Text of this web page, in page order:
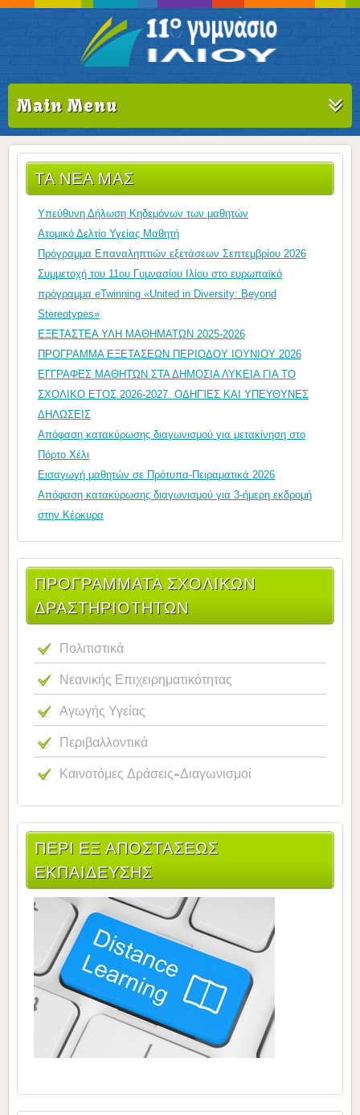
Main Menu
ΤΑ ΝΈΑ ΜΑΣ
Υπεύθυνη Δήλωση Κηδεμόνων των μαθητών
Ατομικό Δελτίο Υγείας Μαθητή
Πρόγραμμα Επαναληπτιών εξετάσεων Σεπτεμβρίου 2026
Συμμετοχή του 11ου Γυμνασίου Ιλίου στο ευρωπαϊκό
πρόγραμμα eTwinning «United in Diversity: Beyond
Stereotypes»
ΕΞΕΤΑΣΤΕΑ ΥΛΗ ΜΑΘΗΜΑΤΩΝ 2025-2026
ΠΡΟΓΡΑΜΜΑ ΕΞΕΤΑΣΕΩΝ ΠΕΡΙΟΔΟΥ ΙΟΥΝΙΟΥ 2026
ΕΓΓΡΑΦΕΣ ΜΑΘΗΤΏΝ ΣΤΑ ΔΗΜΟΣΙΑ ΛΥΚΕΙΑ ΓΙΑ ΤΟ
ΣΧΟΛΙΚΟ ΕΤΟΣ 2026-2027. ΟΔΗΓΊΕΣ ΚΑΙ ΥΠΕΥΘΥΝΕΣ
ΔΗΛΩΣΕΙΣ
Απόφαση κατακύρωσης διαγωνισμού για μετακίνηση στο
Πόρτο Χέλι
Εισαγωγή μαθητών σε Πρότυπα-Πειραματικά 2026
Απόφαση κατακύρωσης διαγωνισμού για 3-ήμερη εκδρομή
στην Κέρκυρα
ΠΡΟΓΡΑΜΜΑΤΑ ΣΧΟΛΙΚΩΝ
ΔΡΑΣΤΗΡΙΟΤΗΤΩΝ
Πολιτιστικά
Νεανικής Επιχειρηματικότητας
Αγωγής Υγείας
Περιβαλλοντικά
Καινοτόμες Δράσεις-Διαγωνισμοί
ΠΕΡΙ ΕΞ ΑΠΟΣΤΑΣΕΩΣ
ΕΚΠΑΙΔΕΥΣΗΣ